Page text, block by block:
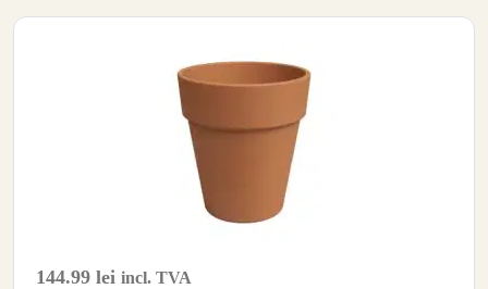
144.99 lei incl. TVA